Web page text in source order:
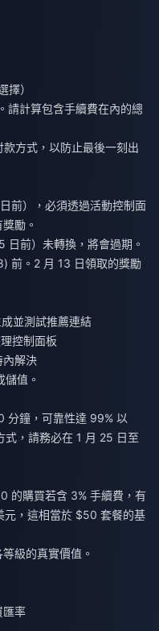
）
請計算包含手續費在內的總
方式，以防止最後一刻出
前），必須透過活動控制面
勵。
前）未轉換，將會過期。
前。2 月 13 日領取的獎勵
並測試推薦連結
控制面板
內解決
值。
分鐘，可靠性達 99% 以
式，請務必在 1 月 25 日至
的購買若含 3% 手續費，有
，這相當於 $50 套餐的基
級的真實價值。
匯率